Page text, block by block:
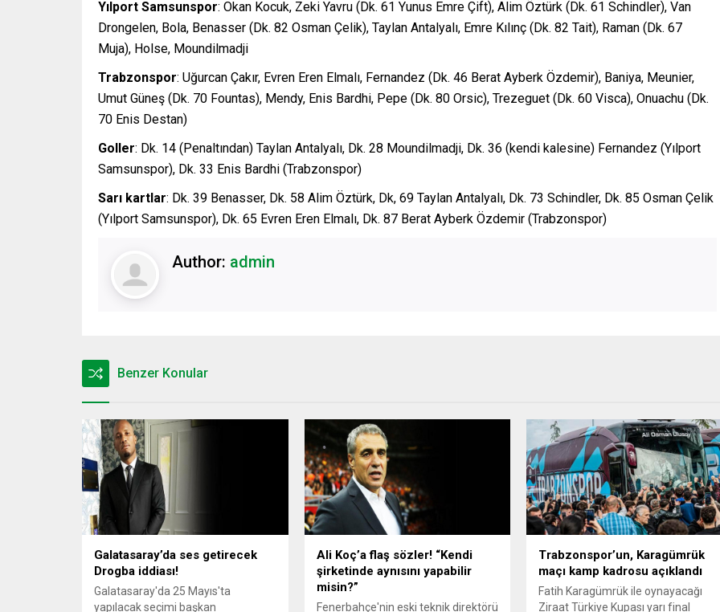
Yılport Samsunspor: Okan Kocuk, Zeki Yavru (Dk. 61 Yunus Emre Çift), Alim Öztürk (Dk. 61 Schindler), Van
Drongelen, Bola, Benasser (Dk. 82 Osman Çelik), Taylan Antalyalı, Emre Kılınç (Dk. 82 Tait), Raman (Dk. 67
Muja), Holse, Moundilmadji
Trabzonspor: Uğurcan Çakır, Evren Eren Elmalı, Fernandez (Dk. 46 Berat Ayberk Özdemir), Baniya, Meunier,
Umut Güneş (Dk. 70 Fountas), Mendy, Enis Bardhi, Pepe (Dk. 80 Orsic), Trezeguet (Dk. 60 Visca), Onuachu (Dk.
70 Enis Destan)
Goller: Dk. 14 (Penaltından) Taylan Antalyalı, Dk. 28 Moundilmadji, Dk. 36 (kendi kalesine) Fernandez (Yılport
Samsunspor), Dk. 33 Enis Bardhi (Trabzonspor)
Sarı kartlar: Dk. 39 Benasser, Dk. 58 Alim Öztürk, Dk, 69 Taylan Antalyalı, Dk. 73 Schindler, Dk. 85 Osman Çelik
(Yılport Samsunspor), Dk. 65 Evren Eren Elmalı, Dk. 87 Berat Ayberk Özdemir (Trabzonspor)
Author: admin
Benzer Konular
Galatasaray’da ses getirecek
Drogba iddiası!
Galatasaray'da 25 Mayıs'ta
yapılacak seçimi başkan
Ali Koç’a flaş sözler! “Kendi
şirketinde aynısını yapabilir
misin?”
Fenerbahçe'nin eski teknik direktörü
Trabzonspor’un, Karagümrük
maçı kamp kadrosu açıklandı
Fatih Karagümrük ile oynayacağı
Ziraat Türkiye Kupası yarı final